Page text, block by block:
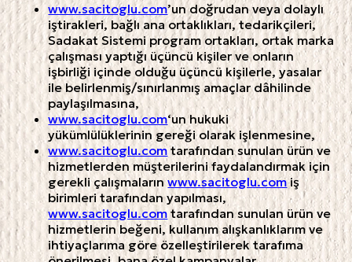
www.sacitoglu.com’un doğrudan veya dolaylı
iştirakleri, bağlı ana ortaklıkları, tedarikçileri,
Sadakat Sistemi program ortakları, ortak marka
çalışması yaptığı üçüncü kişiler ve onların
işbirliği içinde olduğu üçüncü kişilerle, yasalar
ile belirlenmiş/sınırlanmış amaçlar dâhilinde
paylaşılmasına,
www.sacitoglu.com‘un hukuki
yükümlülüklerinin gereği olarak işlenmesine,
www.sacitoglu.com tarafından sunulan ürün ve
hizmetlerden müşterilerini faydalandırmak için
gerekli çalışmalarınwww.sacitoglu.comiş
birimleri tarafından yapılması,
www.sacitoglu.com tarafından sunulan ürün ve
hizmetlerin beğeni, kullanım alışkanlıklarım ve
ihtiyaçlarıma göre özelleştirilerek tarafıma